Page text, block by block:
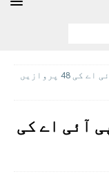
ایندھن کی قلت کے باعث پی آئی اے کی 48 پروازیں
آئی اے کی